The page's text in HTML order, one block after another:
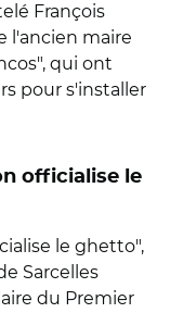
François
l'ancien maire
qui ont
pour s'installer
officialise le
le ghetto",
Sarcelles
du Premier